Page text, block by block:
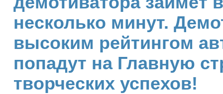
несколько минут.
высоким рейтингом
попадут на Главную
творческих успехов!